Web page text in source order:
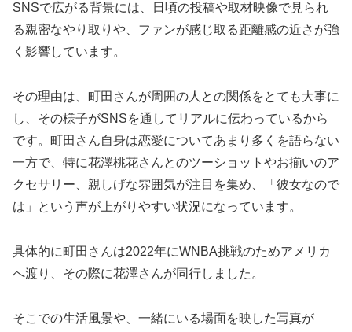
SNSで広がる背景には、日頃の投稿や取材映像で見られ
る親密なやり取りや、ファンが感じ取る距離感の近さが強
く影響しています。
その理由は、町田さんが周囲の人との関係をとても大事に
し、その様子がSNSを通してリアルに伝わっているから
です。町田さん自身は恋愛についてあまり多くを語らない
一方で、特に花澤桃花さんとのツーショットやお揃いのア
クセサリー、親しげな雰囲気が注目を集め、「彼女なので
は」という声が上がりやすい状況になっています。
具体的に町田さんは2022年にWNBA挑戦のためアメリカ
へ渡り、その際に花澤さんが同行しました。
そこでの生活風景や、一緒にいる場面を映した写真が